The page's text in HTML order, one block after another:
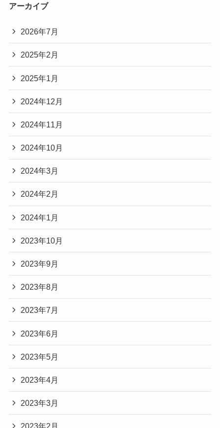
アーカイブ
2026年7月
2025年2月
2025年1月
2024年12月
2024年11月
2024年10月
2024年3月
2024年2月
2024年1月
2023年10月
2023年9月
2023年8月
2023年7月
2023年6月
2023年5月
2023年4月
2023年3月
2023年2月